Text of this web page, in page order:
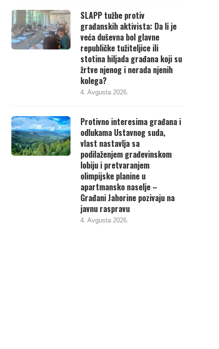
SLAPP tužbe protiv
građanskih aktivista: Da li je
veća duševna bol glavne
republičke tužiteljice ili
stotina hiljada građana koji su
žrtve njenog i nerada njenih
kolega?
4. Avgusta 2026.
Protivno interesima građana i
odlukama Ustavnog suda,
vlast nastavlja sa
podilaženjem građevinskom
lobiju i pretvaranjem
olimpijske planine u
apartmansko naselje –
Građani Jahorine pozivaju na
javnu raspravu
4. Avgusta 2026.